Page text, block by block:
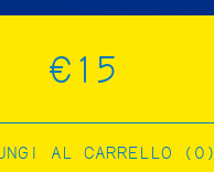
€15
AL CARRELLO (0)